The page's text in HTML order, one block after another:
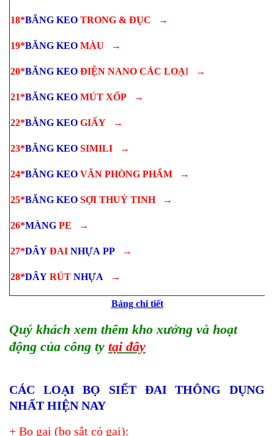
18*BĂNG KEO TRONG & ĐỤC →
19*BĂNG KEO MÀU →
20*BĂNG KEO ĐIỆN NANO CÁC LOẠI →
21*BĂNG KEO MÚT XỐP →
22*BĂNG KEO GIẤY →
23*BĂNG KEO SIMILI →
24*BĂNG KEO VĂN PHÒNG PHẨM →
25*BĂNG KEO SỢI THUỶ TINH →
26*MÀNG PE →
27*DÂY ĐAI NHỰA PP →
28*DÂY RÚT NHỰA →
Bảng chi tiết
Quý khách xem thêm kho xưởng và hoạt
động của công ty tại đây
CÁC LOẠI BỌ SIẾT ĐAI THÔNG DỤNG
NHẤT HIỆN NAY
+ Bọ gai (bọ sắt có gai):